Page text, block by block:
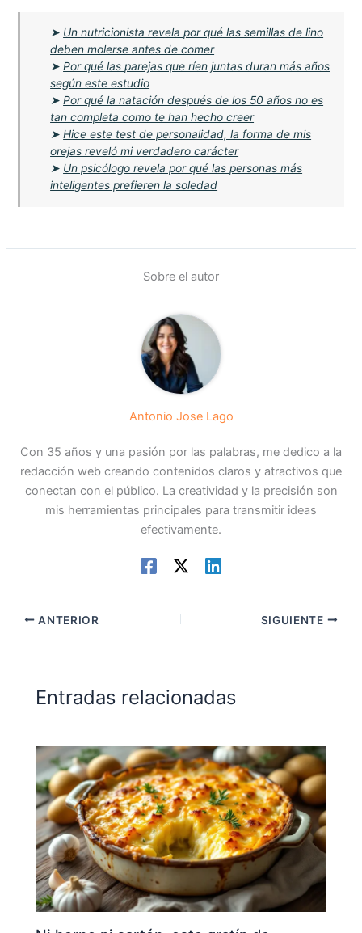
➤ Un nutricionista revela por qué las semillas de lino
deben molerse antes de comer
➤Por qué las parejas que ríen juntas duran más años
según este estudio
➤Por qué la natación después de los 50 años no es
tan completa como te han hecho creer
➤Hice este test de personalidad, la forma de mis
orejas reveló mi verdadero carácter
➤ Un psicólogo revela por qué las personas más
inteligentes prefieren la soledad
Sobre el autor
Antonio Jose Lago
Con 35 años y una pasión por las palabras, me dedico a la
redacción web creando contenidos claros y atractivos que
conectan con el público. La creatividad y la precisión son
mis herramientas principales para transmitir ideas
efectivamente.
ANTERIOR SIGUIENTE
Entradas relacionadas